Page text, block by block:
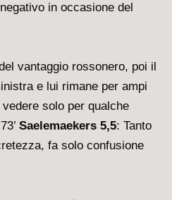
in occasione del
vantaggio rossonero, poi il
e lui rimane per ampi
solo per qualche
Saelemaekers 5,5: Tanto
fa solo confusione